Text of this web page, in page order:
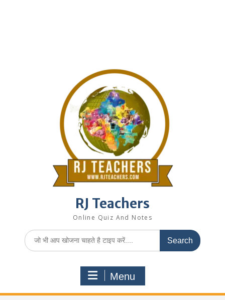
RJ Teachers
Online Quiz And Notes
Search
for:
Menu